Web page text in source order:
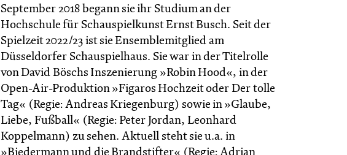
September 2018 begann sie ihr Studium an der
Hochschule für Schauspielkunst Ernst Busch. Seit der
Spielzeit 2022/23 ist sie Ensemblemitglied am
Düsseldorfer Schauspielhaus. Sie war in der Titelrolle
von David Böschs Inszenierung »Robin Hood«, in der
Open-Air-Produktion »Figaros Hochzeit oder Der tolle
Tag« (Regie: Andreas Kriegenburg) sowie in »Glaube,
Liebe, Fußball« (Regie: Peter Jordan, Leonhard
Koppelmann) zu sehen. Aktuell steht sie u.a. in